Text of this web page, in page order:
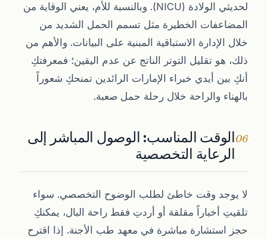
لحديثي الولادة (NICU). وبالنسبة للأم، يعني الوقاية من
المضاعفات الخطيرة مثل تسمم الحمل الشديد من
خلال الإدارة الاستباقية المبنية على البيانات. والأهم من
ذلك، هو تقليل التوتر الناتج عن عدم اليقين؛ فمعرفتكِ
أنكِ بين أيدي خبراء الإمارات الرائدين تمنحكِ شعوراً
بالهناء والراحة خلال رحلة حمل صعبة.
06الوقت المناسب: الوصول المباشر إلى
الرعاية التخصصية
لا يوجد وقت خاطئ لطلب الوضوح التخصصي. سواء
تلقيتِ أخباراً مقلقة أو أردتِ فقط راحة البال، يمكنكِ
حجز استشارة مباشرة في معهد طب الأجنة. إذا اقترح